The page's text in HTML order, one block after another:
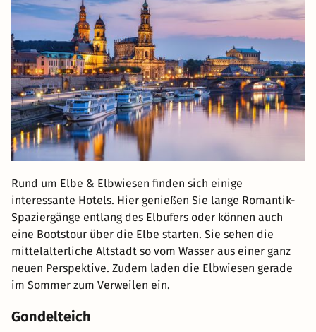
Rund um Elbe & Elbwiesen finden sich einige
interessante Hotels. Hier genießen Sie lange Romantik-
Spaziergänge entlang des Elbufers oder können auch
eine Bootstour über die Elbe starten. Sie sehen die
mittelalterliche Altstadt so vom Wasser aus einer ganz
neuen Perspektive. Zudem laden die Elbwiesen gerade
im Sommer zum Verweilen ein.
Gondelteich